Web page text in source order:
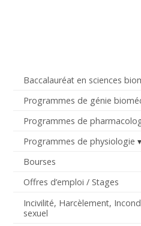
Baccalauréat en sciences
Programmes de génie
Programmes de
Programmes de physiologie
Bourses
Offres d’emploi / Stages
Incivilité, Harcèlement,
sexuel